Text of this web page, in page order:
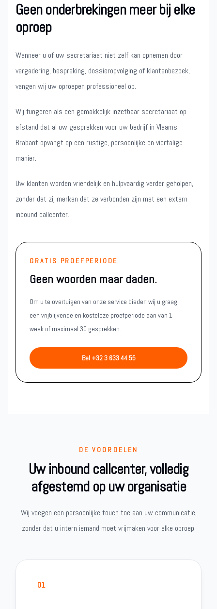
Geen onderbrekingen meer bij elke
oproep
Wanneer u of uw secretariaat niet zelf kan opnemen door
vergadering, bespreking, dossieropvolging of klantenbezoek,
vangen wij uw oproepen professioneel op.
Wij fungeren als een gemakkelijk inzetbaar secretariaat op
afstand dat al uw gesprekken voor uw bedrijf in Vlaams-
Brabant opvangt op een rustige, persoonlijke en viertalige
manier.
Uw klanten worden vriendelijk en hulpvaardig verder geholpen,
zonder dat zij merken dat ze verbonden zijn met een extern
inbound callcenter.
GRATIS PROEFPERIODE
Geen woorden maar daden.
Om u te overtuigen van onze service bieden wij u graag
een vrijblijvende en kosteloze proefperiode aan van 1
week of maximaal 30 gesprekken.
Bel +32 3 633 44 55
DE VOORDELEN
Uw inbound callcenter, volledig
afgestemd op uw organisatie
Wij voegen een persoonlijke touch toe aan uw communicatie,
zonder dat u intern iemand moet vrijmaken voor elke oproep.
01